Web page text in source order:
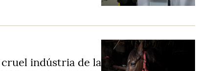
indústria de la